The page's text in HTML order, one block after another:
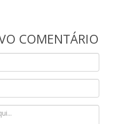
COMENTÁRIO